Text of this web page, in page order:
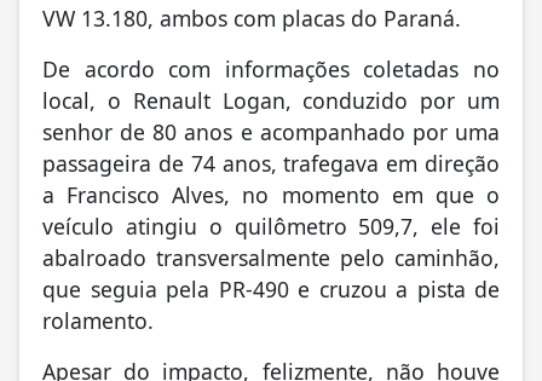
VW 13.180, ambos com placas do Paraná.
De acordo com informações coletadas no
local, o Renault Logan, conduzido por um
senhor de 80 anos e acompanhado por uma
passageira de 74 anos, trafegava em direção
a Francisco Alves, no momento em que o
veículo atingiu o quilômetro 509,7, ele foi
abalroado transversalmente pelo caminhão,
que seguia pela PR-490 e cruzou a pista de
rolamento.
Apesar do impacto, felizmente, não houve